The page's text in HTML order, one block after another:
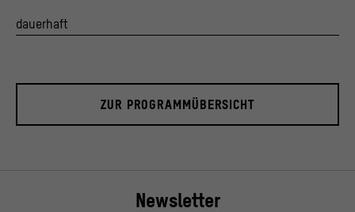
dauerhaft
ZUR PROGRAMMÜBERSICHT
Newsletter